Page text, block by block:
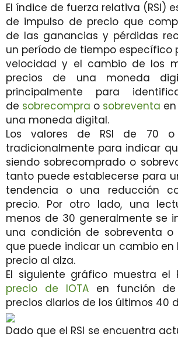
El índice de fuerza relativa (RSI)
de impulso de precio que
de las ganancias y pérdidas
un período de tiempo específico
velocidad y el cambio de los
precios de una moneda
principalmente para
de sobrecompra o sobreventa
una moneda digital.
Los valores de RSI de 70
tradicionalmente para indicar
siendo sobrecomprado o
tanto puede establecerse para
tendencia o una reducción
precio. Por otro lado, una
menos de 30 generalmente se
una condición de sobreventa o
que puede indicar un cambio en
precio al alza.
El siguiente gráfico muestra el
precio de IOTAen función
precios diarios de los últimos 40
Dado que el RSI se encuentra